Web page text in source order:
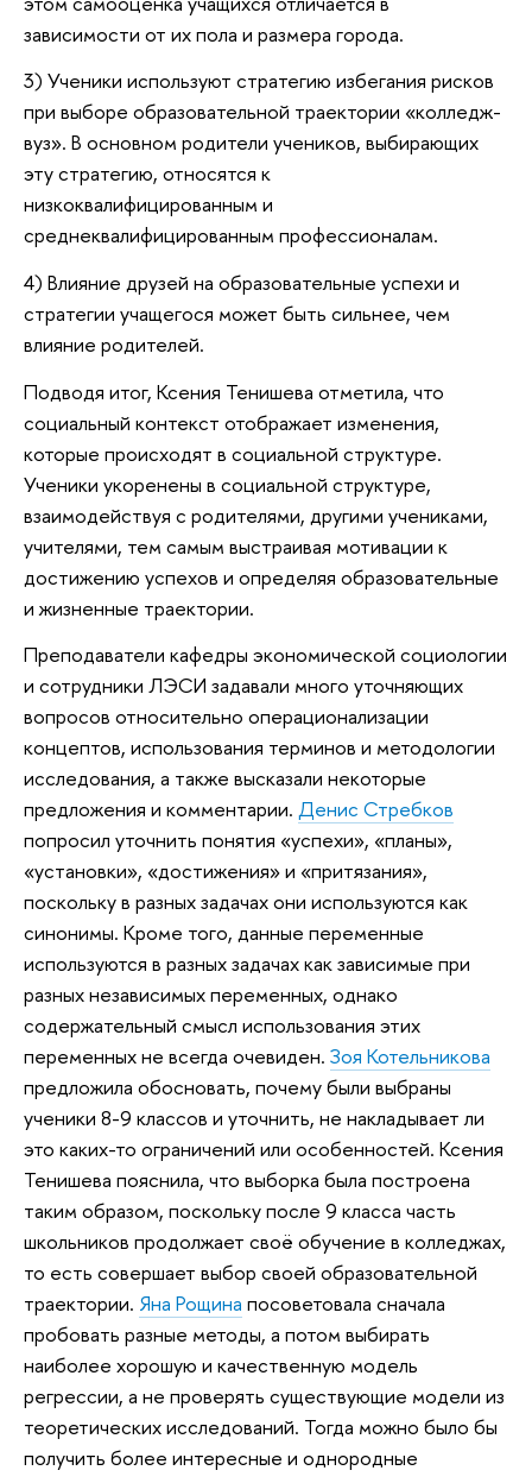
зависимости от их пола и размера города.
3) Ученики используют стратегию избегания рисков
при выборе образовательной траектории «колледж-
вуз». В основном родители учеников, выбирающих
эту стратегию, относятся к
низкоквалифицированным и
среднеквалифицированным профессионалам.
4) Влияние друзей на образовательные успехи и
стратегии учащегося может быть сильнее, чем
влияние родителей.
Подводя итог, Ксения Тенишева отметила, что
социальный контекст отображает изменения,
которые происходят в социальной структуре.
Ученики укоренены в социальной структуре,
взаимодействуя с родителями, другими учениками,
учителями, тем самым выстраивая мотивации к
достижению успехов и определяя образовательные
и жизненные траектории.
Преподаватели кафедры экономической социологии
и сотрудники ЛЭСИ задавали много уточняющих
вопросов относительно операционализации
концептов, использования терминов и методологии
исследования, а также высказали некоторые
предложения и комментарии. Денис Стребков
попросил уточнить понятия «успехи», «планы»,
«установки», «достижения» и «притязания»,
поскольку в разных задачах они используются как
синонимы. Кроме того, данные переменные
используются в разных задачах как зависимые при
разных независимых переменных, однако
содержательный смысл использования этих
переменных не всегда очевиден. Зоя Котельникова
предложила обосновать, почему были выбраны
ученики 8-9 классов и уточнить, не накладывает ли
это каких-то ограничений или особенностей. Ксения
Тенишева пояснила, что выборка была построена
таким образом, поскольку после 9 класса часть
школьников продолжает своё обучение в колледжах,
то есть совершает выбор своей образовательной
траектории. Яна Рощина посоветовала сначала
пробовать разные методы, а потом выбирать
наиболее хорошую и качественную модель
регрессии, а не проверять существующие модели из
теоретических исследований. Тогда можно было бы
получить более интересные и однородные